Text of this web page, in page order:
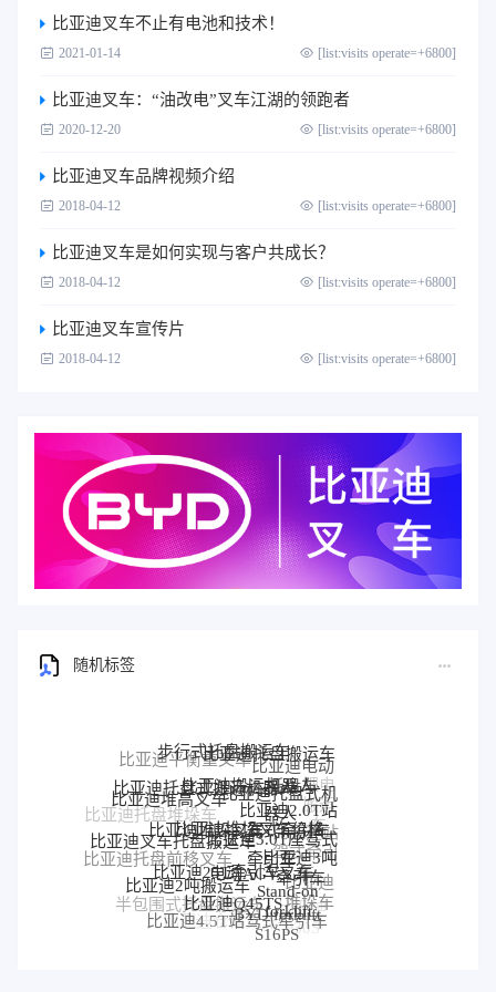
比亚迪叉车不止有电池和技术！
2021-01-14 [list:visits operate=+6800]
比亚迪叉车：“油改电”叉车江湖的领跑者
2020-12-20 [list:visits operate=+6800]
比亚迪叉车品牌视频介绍
2018-04-12 [list:visits operate=+6800]
比亚迪叉车是如何实现与客户共成长？
2018-04-12 [list:visits operate=+6800]
比亚迪叉车宣传片
2018-04-12 [list:visits operate=+6800]
随机标签
比亚迪平衡重叉车
步行式托盘搬运车
比亚迪托盘搬运车
比亚迪电动
托盘车
比亚迪托盘堆垛车
比亚迪堆高叉车
比亚迪托盘式搬运机器人
比亚迪搬运机器人
比亚迪托盘式机
器人
比亚迪2.0T站
驾式牵引车
比亚迪站
驾式牵引
车
比亚迪
牵引车
比亚迪前移叉车
比亚迪托盘前移叉车
比亚迪叉车托盘搬运车
比亚迪堆垛叉车
比亚迪堆垛叉车价格
比亚迪3.0T座驾式
牵引车
比亚迪3吨
牵引车
比亚迪
堆垛车
比亚迪
P30S
比亚迪站驾式托盘搬运
车
比亚迪仓储叉车
半包围式托盘搬运车
比亚迪2吨搬运车
比亚迪25T牵引车
电动AGV叉车
Stand-on
forklift
BYD forklift
S16PS
比亚迪4.5T站驾式牵引车
比亚迪Q45TS